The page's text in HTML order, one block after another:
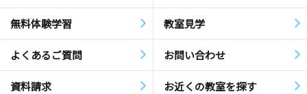
無料体験学習 教室見学
よくあるご質問 お問い合わせ
資料請求 お近くの教室を探す